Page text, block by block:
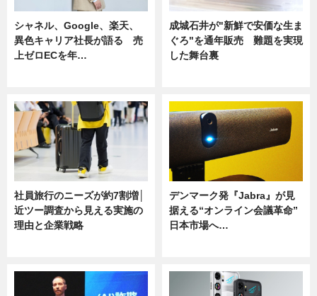
シャネル、Google、楽天、
異色キャリア社長が語る 売
上ゼロECを年…
成城石井が"新鮮で安価な生ま
ぐろ"を通年販売 難題を実現
した舞台裏
社員旅行のニーズが約7割増│
近ツー調査から見える実施の
理由と企業戦略
デンマーク発『Jabra』が見
据える“オンライン会議革命”
日本市場へ…